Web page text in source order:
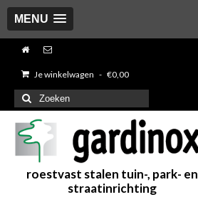
MENU
Je winkelwagen - €0,00
Zoeken
naar:
roestvast stalen tuin-, park- en
straatinrichting